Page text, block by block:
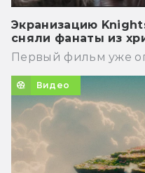
Экранизацию
сняли фанаты из
Первый фильм уже
Видео